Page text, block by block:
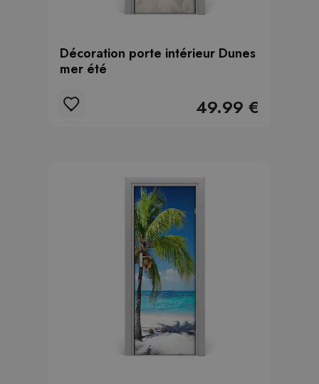
Décoration porte intérieur Dunes
mer été
49.99 €